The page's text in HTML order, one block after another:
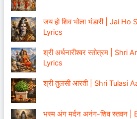
जय हो शिव भोला भंडारी | Jai
Lyrics
श्री अर्धनारीश्वर स्तोत्रम |
Lyrics
श्री तुलसी आरती | Shri Tulasi
भस्म अंग मर्दन अनंग-शिव स्तवन |